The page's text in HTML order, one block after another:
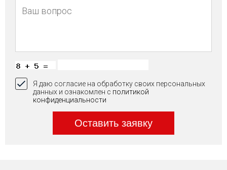
Я даю согласие на обработку своих персональных
данных и ознакомлен с политикой
конфиденциальности
Оставить заявку